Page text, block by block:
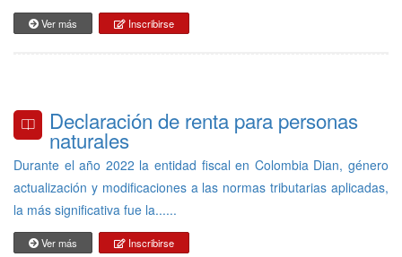
Ver más Inscribirse
Declaración de renta para personas
naturales
Durante el año 2022 la entidad fiscal en Colombia Dian, género
actualización y modificaciones a las normas tributarias aplicadas,
la más significativa fue la......
Ver más Inscribirse